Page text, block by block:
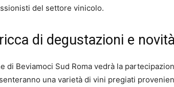
del settore vinicolo.
di degustazioni e novità
di Beviamoci Sud Roma vedrà la
una varietà di vini pregiati